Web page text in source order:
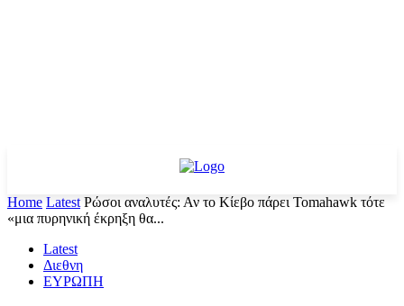
Home Latest Ρώσοι αναλυτές: Αν το Κίεβο πάρει Tomahawk τότε
«μια πυρηνική έκρηξη θα...
Latest
Διεθνη
ΕΥΡΩΠΗ